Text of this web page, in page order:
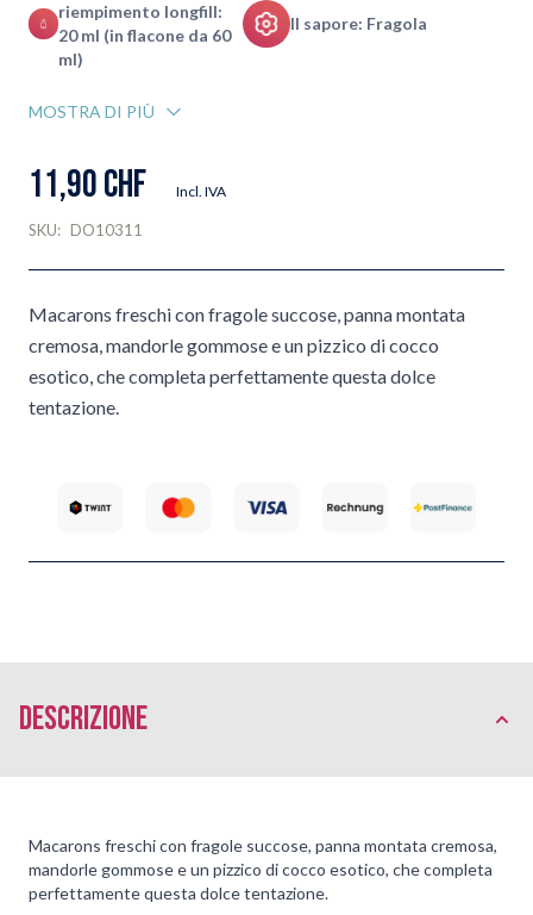
riempimento longfill:
20 ml (in flacone da 60
ml)
Il sapore: Fragola
MOSTRA DI PIÙ
11,90 CHF Incl. IVA
SKU: DO10311
Macarons freschi con fragole succose, panna montata
cremosa, mandorle gommose e un pizzico di cocco
esotico, che completa perfettamente questa dolce
tentazione.
Descrizione
Macarons freschi con fragole succose, panna montata cremosa,
mandorle gommose e un pizzico di cocco esotico, che completa
perfettamente questa dolce tentazione.